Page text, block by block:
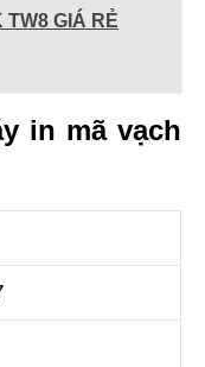
TW8 GIÁ RẺ
in mã vạch